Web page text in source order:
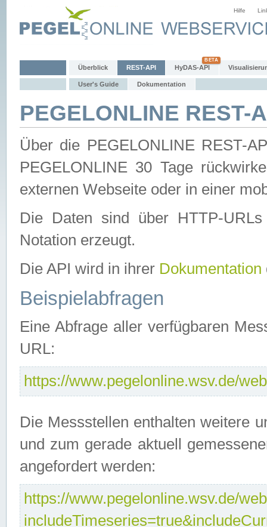
Hilfe
Überblick REST-API HyDAS-API
User's Guide Dokumentation
PEGELONLINE REST-
Über die PEGELONLINE REST-
PEGELONLINE 30 Tage
externen Webseite oder in einer
Die Daten sind über HTTP-
Notation erzeugt.
Die API wird in ihrer Dokumentation
Beispielabfragen
Eine Abfrage aller verfügbaren
URL:
https://www.pegelonline.wsv.de/
Die Messstellen enthalten weitere
und zum gerade aktuell
angefordert werden:
https://www.pegelonline.wsv.de/